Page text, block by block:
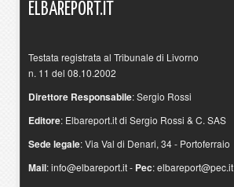
ELBAREPORT.IT
Testata registrata al Tribunale di Livorno
n. 11 del 08.10.2002
Direttore Responsabile: Sergio Rossi
Editore: Elbareport.it di Sergio Rossi & C. SAS
Sede legale: Via Val di Denari, 34 - Portoferraio
Mail:info@elbareport.it- Pec:elbareport@pec.it